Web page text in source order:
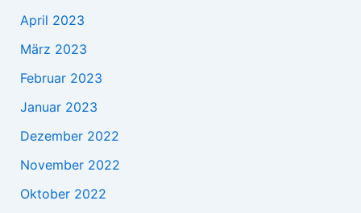
April 2023
März 2023
Februar 2023
Januar 2023
Dezember 2022
November 2022
Oktober 2022